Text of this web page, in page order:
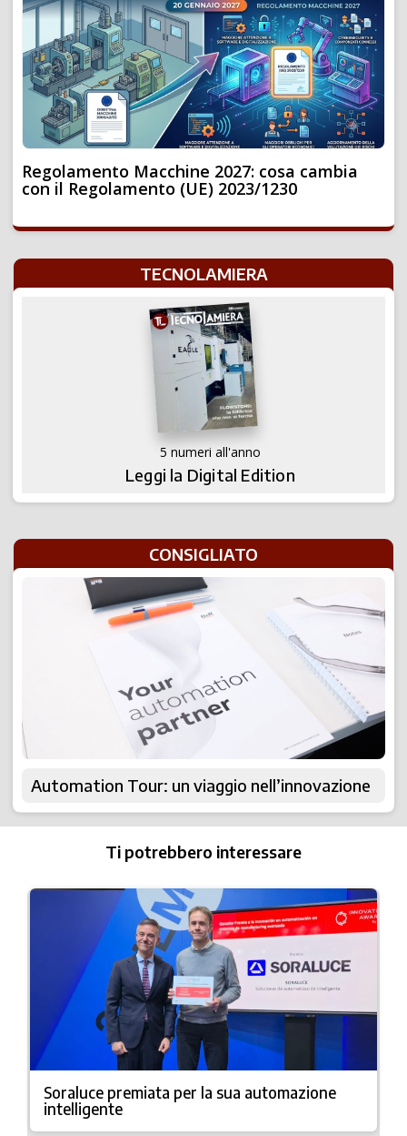
Regolamento Macchine 2027: cosa cambia
con il Regolamento (UE) 2023/1230
TECNOLAMIERA
5 numeri all'anno
Leggi la Digital Edition
CONSIGLIATO
Automation Tour: un viaggio nell’innovazione
Ti potrebbero interessare
Soraluce premiata per la sua automazione
intelligente